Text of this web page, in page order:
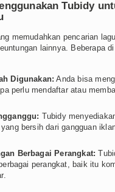
Tubidy
memudahkan pencarian
lainnya. Beberapa
Digunakan: Anda bisa
perlu mendaftar atau
Tubidy
bersih dari gangguan
Berbagai Perangkat:
perangkat, baik itu